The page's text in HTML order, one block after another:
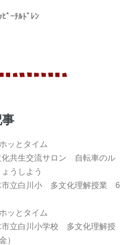
ﾋﾟｰﾁﾙﾄﾞﾚﾝ
ッとタイム
化共生交流サロン 自転車のル
うしよう
市立白川小 多文化理解授業 6
ッとタイム
市立白川小学校 多文化理解授
）